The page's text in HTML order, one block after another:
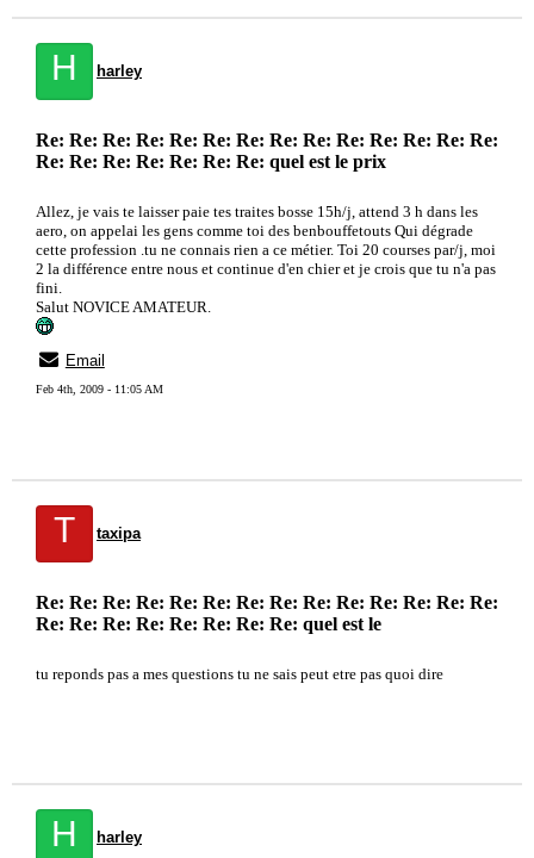
H harley
Re: Re: Re: Re: Re: Re: Re: Re: Re: Re: Re: Re: Re: Re:
Re: Re: Re: Re: Re: Re: Re: quel est le prix
Allez, je vais te laisser paie tes traites bosse 15h/j, attend 3 h dans les
aero, on appelai les gens comme toi des benbouffetouts Qui dégrade
cette profession .tu ne connais rien a ce métier. Toi 20 courses par/j, moi
2 la différence entre nous et continue d'en chier et je crois que tu n'a pas
fini.
Salut NOVICE AMATEUR.
Email
Feb 4th, 2009 - 11:05 AM
T taxipa
Re: Re: Re: Re: Re: Re: Re: Re: Re: Re: Re: Re: Re: Re:
Re: Re: Re: Re: Re: Re: Re: Re: quel est le
tu reponds pas a mes questions tu ne sais peut etre pas quoi dire
H harley